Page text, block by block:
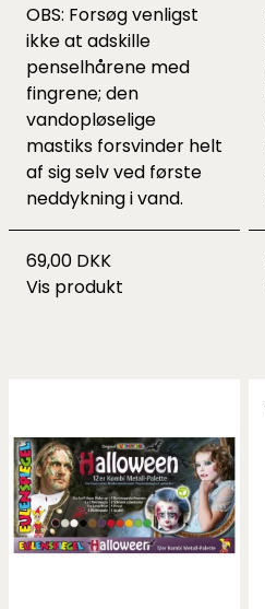
OBS: Forsøg venligst
ikke at adskille
penselhårene med
fingrene; den
vandopløselige
mastiks forsvinder helt
af sig selv ved første
neddykning i vand.
69,00 DKK
Vis produkt